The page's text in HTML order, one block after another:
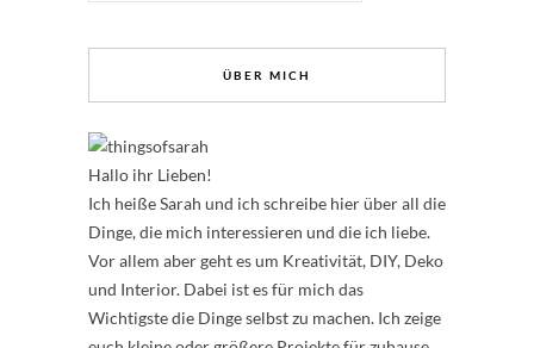
ÜBER MICH
Hallo ihr Lieben!
Ich heiße Sarah und ich schreibe hier über all die
Dinge, die mich interessieren und die ich liebe.
Vor allem aber geht es um Kreativität, DIY, Deko
und Interior. Dabei ist es für mich das
Wichtigste die Dinge selbst zu machen. Ich zeige